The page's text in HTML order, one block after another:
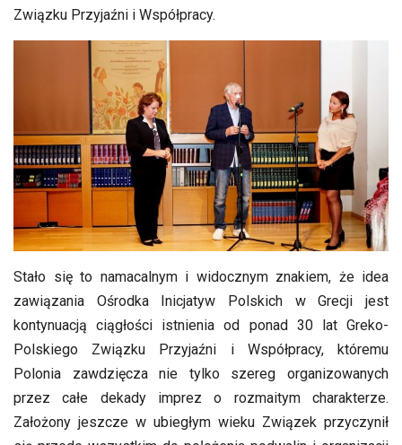
Związku Przyjaźni i Współpracy.
Stało się to namacalnym i widocznym znakiem, że idea
zawiązania Ośrodka Inicjatyw Polskich w Grecji jest
kontynuacją ciągłości istnienia od ponad 30 lat Greko-
Polskiego Związku Przyjaźni i Współpracy, któremu
Polonia zawdzięcza nie tylko szereg organizowanych
przez całe dekady imprez o rozmaitym charakterze.
Założony jeszcze w ubiegłym wieku Związek przyczynił